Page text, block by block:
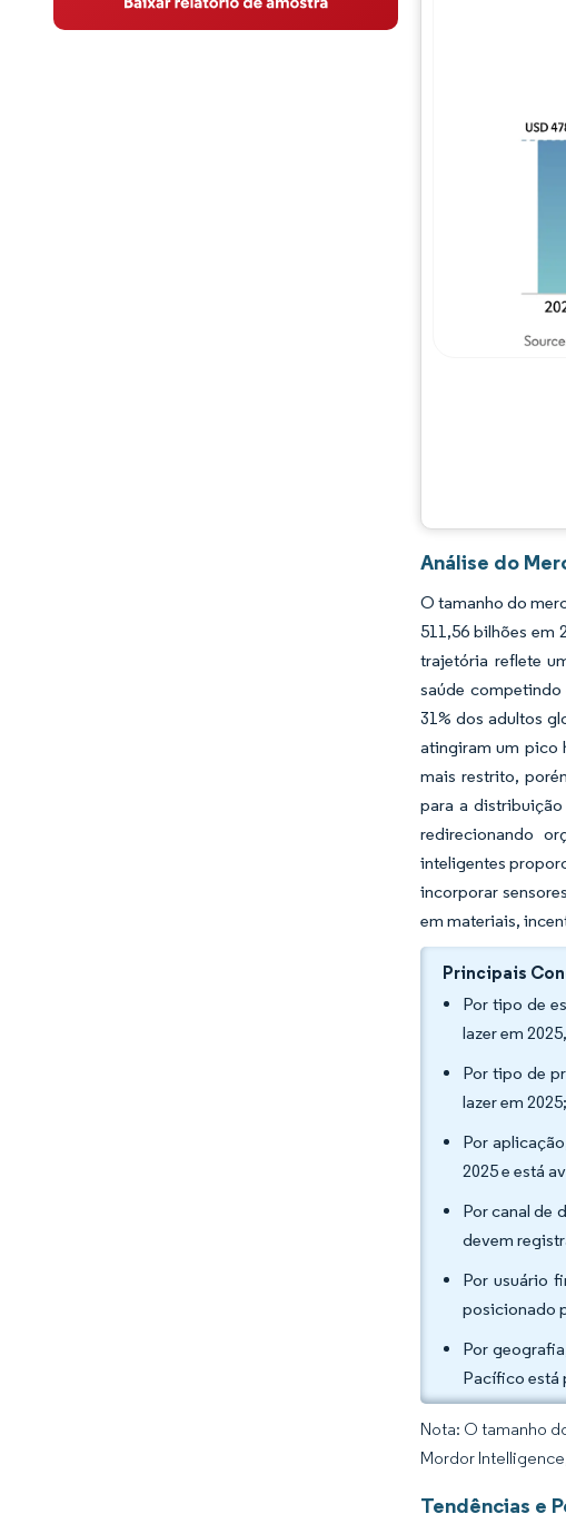
Tendências e insights
Análise do
O tamanho do
511,56 bilhões em
trajetória reflete
saúde
31% dos adultos
atingiram um pico
mais restrito,
para a
redirecionando
inteligentes
incorporar
em materiais,
Principais
Por tipo de
lazer em
Por tipo de
lazer em
Por
2025 e está
Por canal de
devem
Por usuário
posicionado
Por
Pacífico está
Nota: O tamanho
Mordor
Tendências e